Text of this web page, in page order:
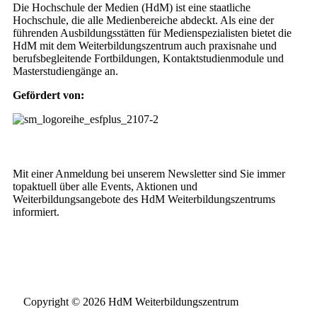
Die Hochschule der Medien (HdM) ist eine staatliche
Hochschule, die alle Medienbereiche abdeckt. Als eine der
führenden Ausbildungsstätten für Medienspezialisten bietet die
HdM mit dem Weiterbildungszentrum auch praxisnahe und
berufsbegleitende Fortbildungen, Kontaktstudienmodule und
Masterstudiengänge an.
Gefördert von:
Mit einer Anmeldung bei unserem Newsletter sind Sie immer
topaktuell über alle Events, Aktionen und
Weiterbildungsangebote des HdM Weiterbildungszentrums
informiert.
Copyright © 2026 HdM Weiterbildungszentrum